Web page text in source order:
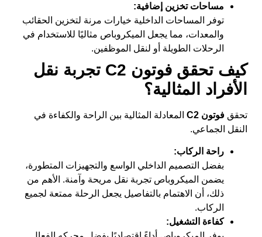
مساحات تخزين إضافية:
توفر المساحات الداخلية خيارات مرنة لتخزين الحقائب
والمعدات، مما يجعل الميكروباص مثاليًا للاستخدام في
الرحلات الطويلة أو لنقل الموظفين.
كيف تحقق فوتون C2 تجربة نقل
الأفراد المثالية؟
تحقق فوتون C2
المعادلة المثالية بين الراحة والكفاءة في
النقل الجماعي.
راحة الركاب:
بفضل التصميم الداخلي الواسع والتجهيزات المتطورة،
يضمن الميكروباص تجربة نقل مريحة وآمنة. الأهم من
ذلك، أن الاهتمام بالتفاصيل يجعل الرحلة ممتعة لجميع
الركاب.
كفاءة التشغيل: